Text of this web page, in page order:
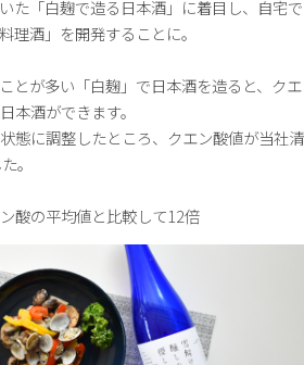
た「白麹で造る日本酒」に着目し、自宅で
理酒」を開発することに。
とが多い「白麹」で日本酒を造ると、クエ
本酒ができます。
態に調整したところ、クエン酸値が当社清
。
酸の平均値と比較して12倍